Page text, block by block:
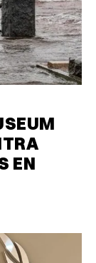
EN